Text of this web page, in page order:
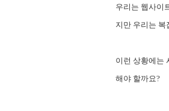
우리는 웹사이
지만 우리는 복
이런 상황에는
해야 할까요?